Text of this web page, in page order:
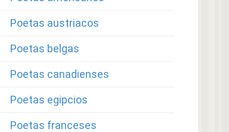
Poetas austriacos
Poetas belgas
Poetas canadienses
Poetas egipcios
Poetas franceses